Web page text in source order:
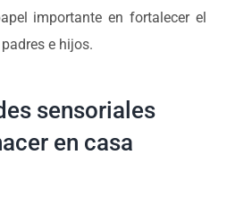
importante en fortalecer el
e hijos.
sensoriales
en casa